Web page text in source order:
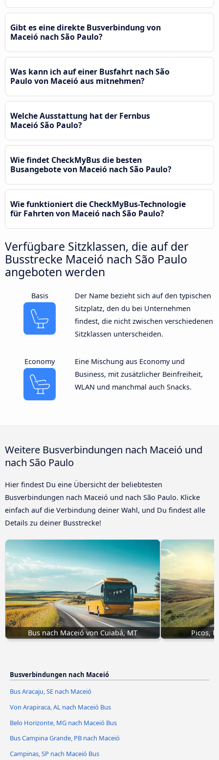
Gibt es eine direkte Busverbindung von
Maceió nach São Paulo?
Was kann ich auf einer Busfahrt nach São
Paulo von Maceió aus mitnehmen?
Welche Ausstattung hat der Fernbus
Maceió São Paulo?
Wie findet CheckMyBus die besten
Busangebote von Maceió nach São Paulo?
Wie funktioniert die CheckMyBus-Technologie
für Fahrten von Maceió nach São Paulo?
Verfügbare Sitzklassen, die auf der
Busstrecke Maceió nach São Paulo
angeboten werden
Basis
Der Name bezieht sich auf den typischen
Sitzplatz, den du bei Unternehmen
findest, die nicht zwischen verschiedenen
Sitzklassen unterscheiden.
Economy
Eine Mischung aus Economy und
Business, mit zusätzlicher Beinfreiheit,
WLAN und manchmal auch Snacks.
Weitere Busverbindungen nach Maceió und
nach São Paulo
Hier findest Du eine Übersicht der beliebtesten
Busverbindungen nach Maceió und nach São Paulo. Klicke
einfach auf die Verbindung deiner Wahl, und Du findest alle
Details zu deiner Busstrecke!
Bus nach Maceió von Cuiabá, MT Picos,
Busverbindungen nach Maceió
Bus Aracaju, SE nach Maceió
Von Arapiraca, AL nach Maceió Bus
Belo Horizonte, MG nach Maceió Bus
Bus Campina Grande, PB nach Maceió
Campinas, SP nach Maceió Bus